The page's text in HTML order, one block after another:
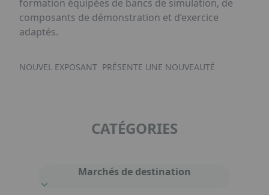
formation équipées de bancs de simulation, de
composants de démonstration et d’exercice
adaptés.
NOUVEL EXPOSANT PRÉSENTE UNE NOUVEAUTÉ
CATÉGORIES
Marchés de destination